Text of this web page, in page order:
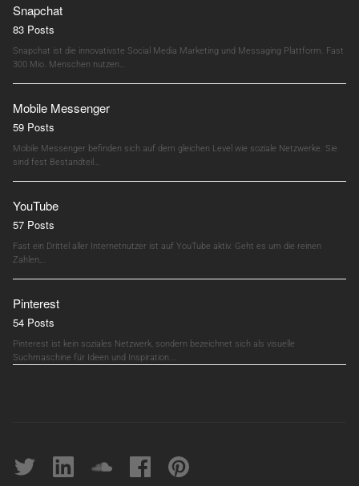
Snapchat
83 Posts
Snapchat ist die innovativste Social Media Marketing und Messaging Plattform. Fast
300 Mio. Menschen nutzen…
Mobile Messenger
59 Posts
Mobile Messenger befinden sich auf dem gleichen Level wie soziale Netzwerke. Sie
sind fest Bestandteil…
YouTube
57 Posts
Fast ein Drittel aller Internetnutzer ist auf YouTube aktiv. Geht es um die reinen
Zahlen,…
Pinterest
54 Posts
Pinterest ist kein soziales Netzwerk, sondern bezeichnet sich als visuelle
Suchmaschine für Ideen und Inspiration.…
Twitter linkedin soundcloudFacebookpinterest